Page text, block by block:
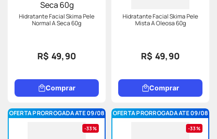
Hidratante Facial Skima Pele
Normal A Seca 60g
R$ 49,90
Comprar
Hidratante Facial Skima Pele
Mista A Oleosa 60g
R$ 49,90
Comprar
OFERTA PRORROGADA ATE 09/08
33%
OFERTA PRORROGADA ATE 09/08
33%